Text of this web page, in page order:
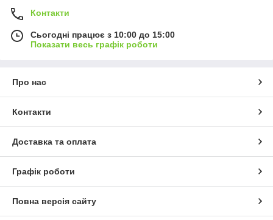
Контакти
Сьогодні працює з 10:00 до 15:00
Показати весь графік роботи
Про нас
Контакти
Доставка та оплата
Графік роботи
Повна версія сайту